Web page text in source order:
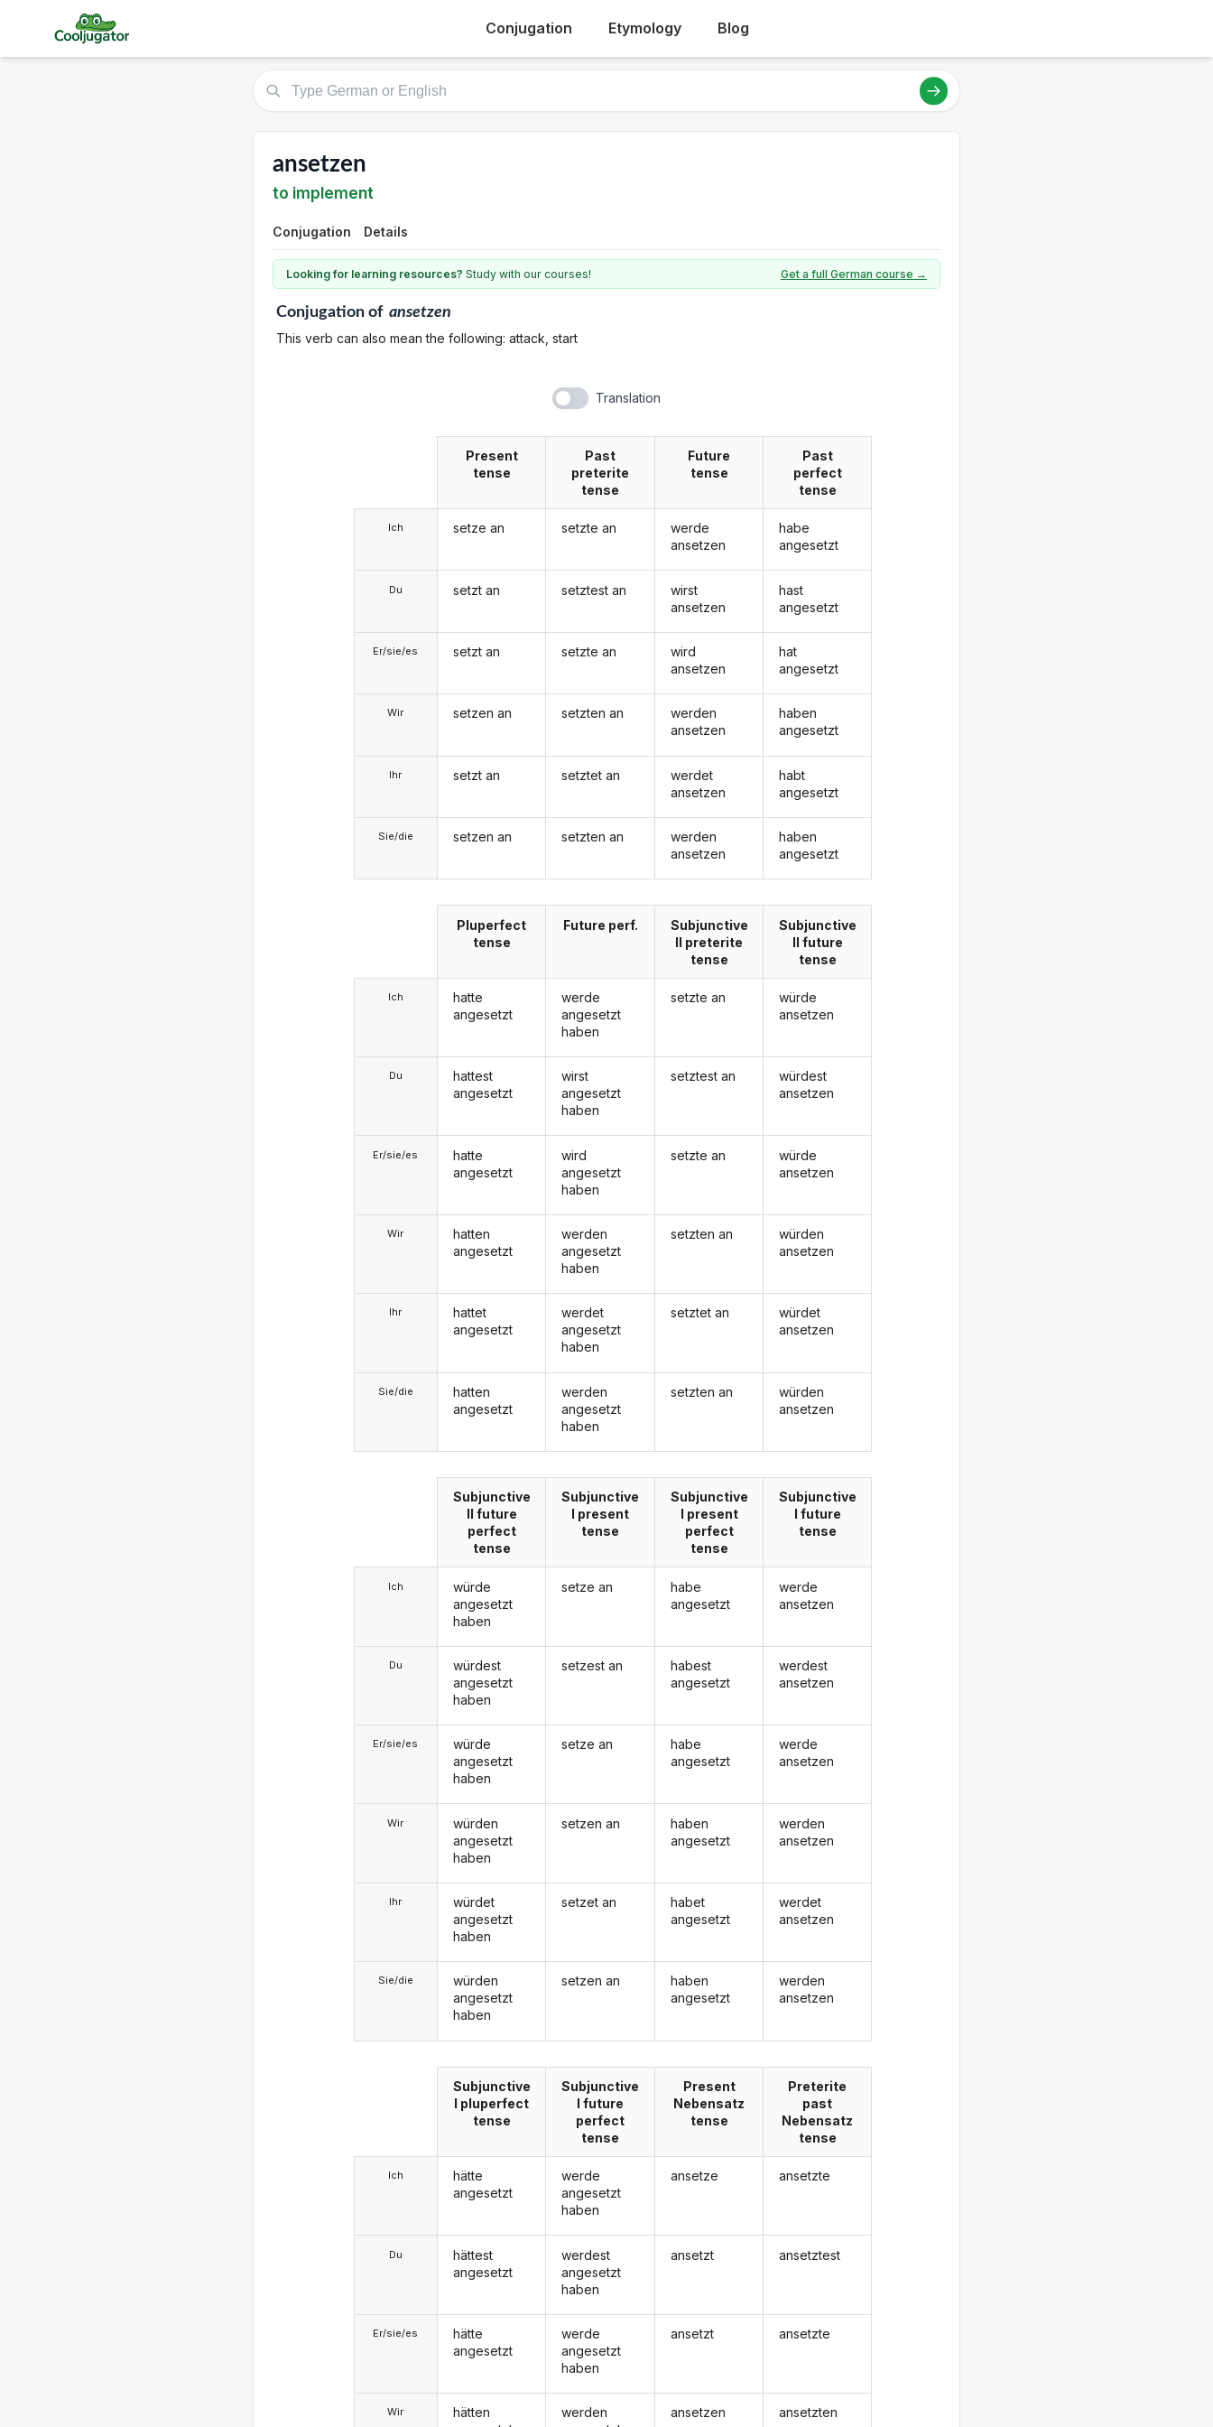
Conjugation Etymology Blog
ansetzen
to implement
Conjugation Details
Looking for learning resources? Study with our courses! Get a full German course →
Conjugationof ansetzen
This verb can also mean the following: attack, start
Translation
Ich
Du
Er/sie/es
Wir
Ihr
Sie/die
Present
tense
setze an
setzt an
setzt an
setzen an
setzt an
setzen an
Past
preterite
tense
setzte an
setztest an
setzte an
setzten an
setztet an
setzten an
Future
tense
werde
ansetzen
wirst
ansetzen
wird
ansetzen
werden
ansetzen
werdet
ansetzen
werden
ansetzen
Past
perfect
tense
habe
angesetzt
hast
angesetzt
hat
angesetzt
haben
angesetzt
habt
angesetzt
haben
angesetzt
Ich
Du
Er/sie/es
Wir
Ihr
Sie/die
Pluperfect
tense
hatte
angesetzt
hattest
angesetzt
hatte
angesetzt
hatten
angesetzt
hattet
angesetzt
hatten
angesetzt
Future perf.
werde
angesetzt
haben
wirst
angesetzt
haben
wird
angesetzt
haben
werden
angesetzt
haben
werdet
angesetzt
haben
werden
angesetzt
haben
Subjunctive
II preterite
tense
setzte an
setztest an
setzte an
setzten an
setztet an
setzten an
Subjunctive
II future
tense
würde
ansetzen
würdest
ansetzen
würde
ansetzen
würden
ansetzen
würdet
ansetzen
würden
ansetzen
Ich
Du
Er/sie/es
Wir
Ihr
Sie/die
Subjunctive
II future
perfect
tense
würde
angesetzt
haben
würdest
angesetzt
haben
würde
angesetzt
haben
würden
angesetzt
haben
würdet
angesetzt
haben
würden
angesetzt
haben
Subjunctive
I present
tense
setze an
setzest an
setze an
setzen an
setzet an
setzen an
Subjunctive
I present
perfect
tense
habe
angesetzt
habest
angesetzt
habe
angesetzt
haben
angesetzt
habet
angesetzt
haben
angesetzt
Subjunctive
I future
tense
werde
ansetzen
werdest
ansetzen
werde
ansetzen
werden
ansetzen
werdet
ansetzen
werden
ansetzen
Ich
Du
Er/sie/es
Wir
Subjunctive
I pluperfect
tense
hätte
angesetzt
hättest
angesetzt
hätte
angesetzt
hätten
Subjunctive
I future
perfect
tense
werde
angesetzt
haben
werdest
angesetzt
haben
werde
angesetzt
haben
werden
Present
Nebensatz
tense
ansetze
ansetzt
ansetzt
ansetzen
Preterite
past
Nebensatz
tense
ansetzte
ansetztest
ansetzte
ansetzten